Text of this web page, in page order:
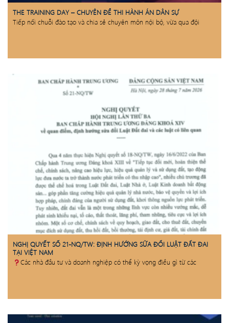
THE TRAINING DAY – CHUYÊN ĐỀ THI HÀNH ÁN DÂN SỰ
Tiếp nối chuỗi đào tạo và chia sẻ chuyên môn nội bộ, vừa qua đội
NGHỊ QUYẾT SỐ 21-NQ/TW: ĐỊNH HƯỚNG SỬA ĐỔI LUẬT ĐẤT ĐAI
TẠI VIỆT NAM
Các nhà đầu tư và doanh nghiệp có thể kỳ vọng điều gì từ các